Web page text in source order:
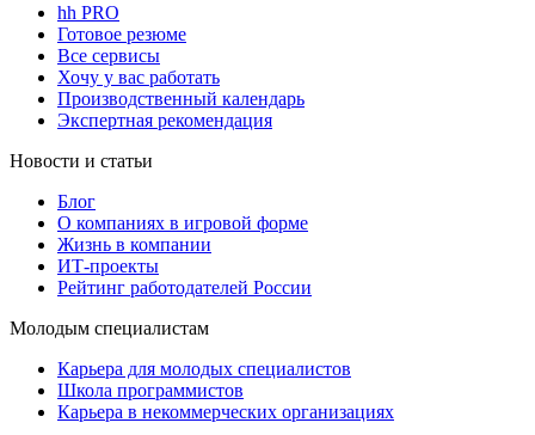
hh PRO
Готовое резюме
Все сервисы
Хочу у вас работать
Производственный календарь
Экспертная рекомендация
Новости и статьи
Блог
О компаниях в игровой форме
Жизнь в компании
ИТ-проекты
Рейтинг работодателей России
Молодым специалистам
Карьера для молодых специалистов
Школа программистов
Карьера в некоммерческих организациях